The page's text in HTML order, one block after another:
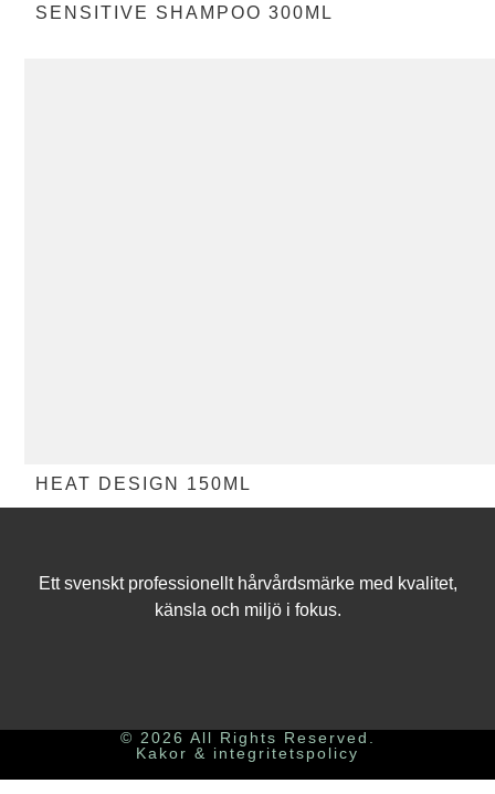
SENSITIVE SHAMPOO 300ML
HEAT DESIGN 150ML
Ett svenskt professionellt hårvårdsmärke med kvalitet,
känsla och miljö i fokus.
© 2026 All Rights Reserved.
Kakor & integritetspolicy